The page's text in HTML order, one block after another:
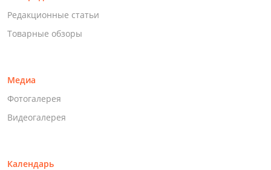
Редакционные статьи
Товарные обзоры
Медиа
Фотогалерея
Видеогалерея
Календарь